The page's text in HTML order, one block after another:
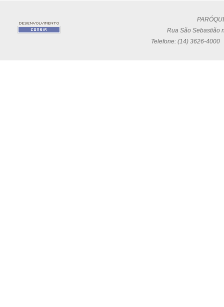
Rua São Sebastião
Telefone: (14) 3626-